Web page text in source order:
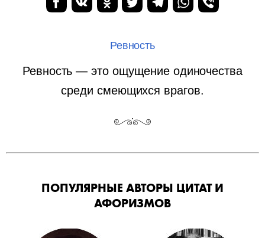
Ревность
Ревность — это ощущение одиночества
среди смеющихся врагов.
ПОПУЛЯРНЫЕ АВТОРЫ ЦИТАТ И
АФОРИЗМОВ